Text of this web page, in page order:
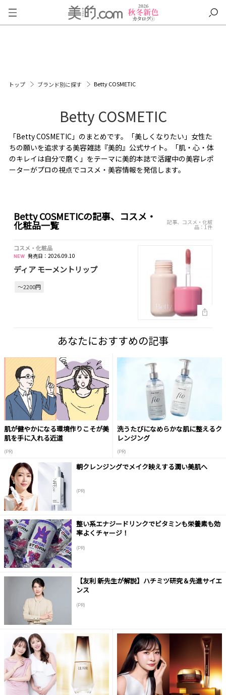
トップ ブランド別に探す Betty COSMETIC
Betty COSMETIC
「Betty COSMETIC」のまとめです。「美しくなりたい」女性た
ちの願いを追求する美容雑誌『美的』公式サイト。「肌・心・体
のキレイは自分で磨く」をテーマに美的本誌で活躍中の美容レポ
ーターがプロの視点でコスメ・美容情報を発信します。
Betty COSMETICの記事、コスメ・
化粧品一覧 記事、コスメ・化粧
品：1件
コスメ・化粧品
発売日：2026.09.10
ディア モーメントリップ
～2200円
あなたにおすすめの記事
肌が健やかになる環境作りこそが美
肌を手に入れる近道
(PR)
洗うたびになめらかな肌に整えるク
レンジング
(PR)
朝クレンジングでメイク映えする潤い美肌へ
(PR)
整い系エナジードリンクでビタミンも栄養素も効
率よくチャージ！
(PR)
【友利 新先生が解説】ハチミツ研究＆先進サイエ
ンス
(PR)